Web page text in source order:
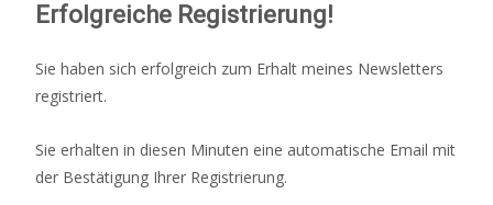
Erfolgreiche Registrierung!
Sie haben sich erfolgreich zum Erhalt meines Newsletters
registriert.
Sie erhalten in diesen Minuten eine automatische Email mit
der Bestätigung Ihrer Registrierung.